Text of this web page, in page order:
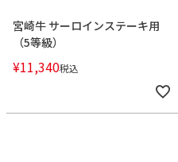
宮崎牛 サーロインステーキ用
（5等級）
¥11,340税込